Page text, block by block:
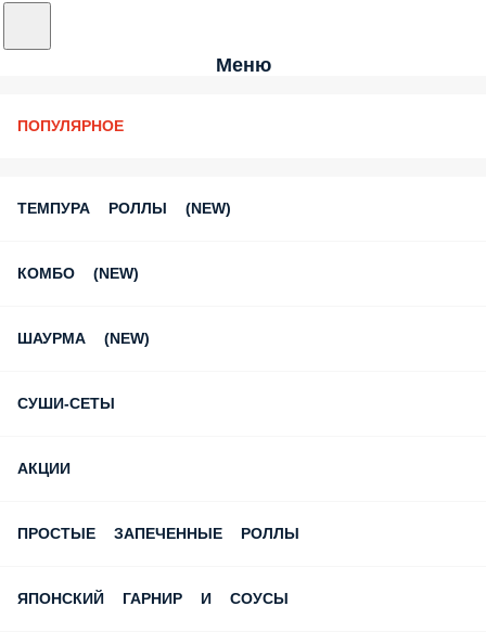
Меню
ПОПУЛЯРНОЕ
ТЕМПУРА РОЛЛЫ (NEW)
КОМБО (NEW)
ШАУРМА (NEW)
СУШИ-СЕТЫ
АКЦИИ
ПРОСТЫЕ ЗАПЕЧЕННЫЕ РОЛЛЫ
ЯПОНСКИЙ ГАРНИР И СОУСЫ